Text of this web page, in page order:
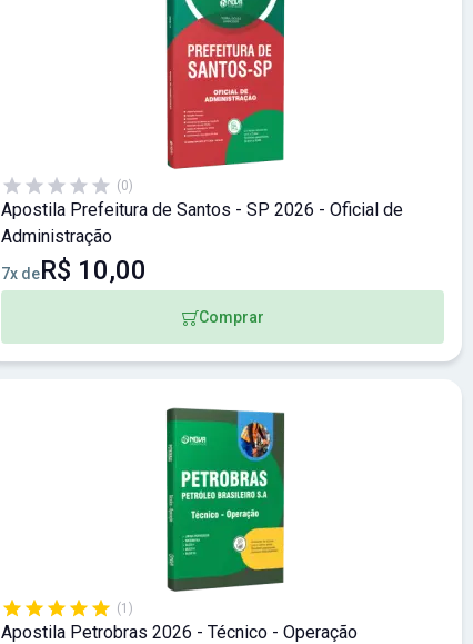
(0)
Apostila Prefeitura de Santos - SP 2026 - Oficial de
Administração
7x deR$ 10,00
Comprar
(1)
Apostila Petrobras 2026 - Técnico - Operação